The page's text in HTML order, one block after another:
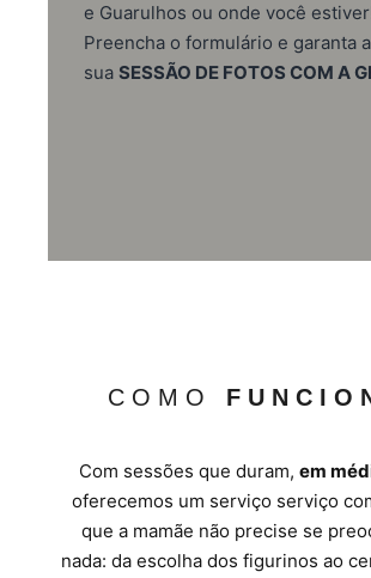
e Guarulhos ou onde você
Preencha o formulário e garanta
sua SESSÃO DE FOTOS COM A
COMO
Com sessões que duram, em
oferecemos um serviço serviço
que a mamãe não precise se
nada: da escolha dos figurinos ao